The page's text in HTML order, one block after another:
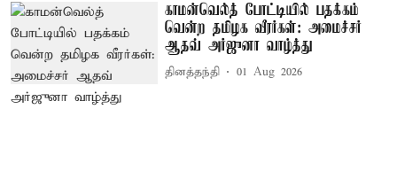
காமன்வெல்த் போட்டியில் பதக்கம்
வென்ற தமிழக வீரர்கள்: அமைச்சர்
ஆதவ் அர்ஜுனா வாழ்த்து
தினத்தந்தி 01 Aug 2026